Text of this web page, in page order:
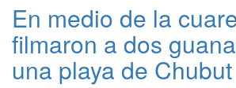
En medio de la
filmaron a dos
una playa de Chubut